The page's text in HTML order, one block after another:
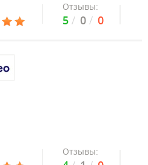
Отзывы:
5 0 0
Отзывы: